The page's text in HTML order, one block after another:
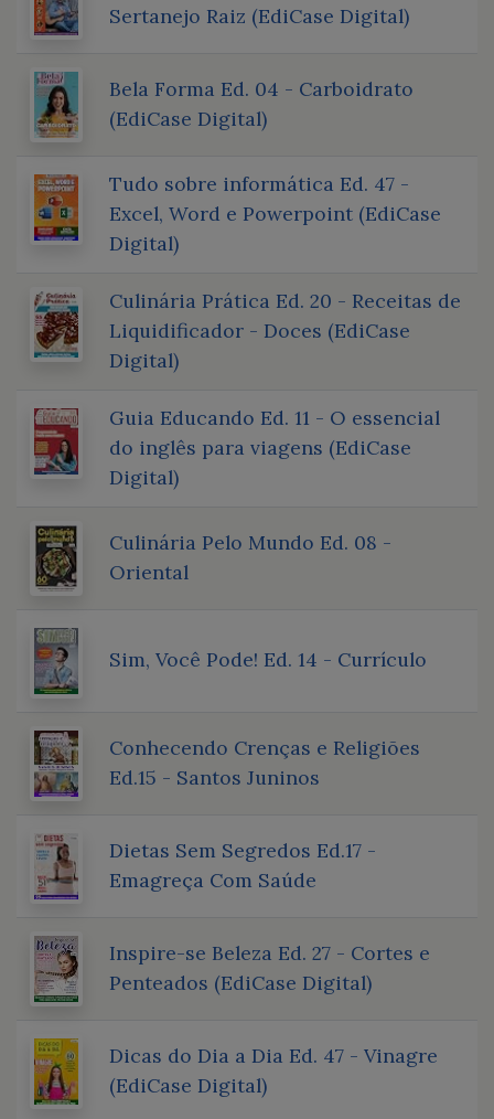
Sertanejo Raiz (EdiCase Digital)
Bela Forma Ed. 04 - Carboidrato
(EdiCase Digital)
Tudo sobre informática Ed. 47 -
Excel, Word e Powerpoint (EdiCase
Digital)
Culinária Prática Ed. 20 - Receitas de
Liquidificador - Doces (EdiCase
Digital)
Guia Educando Ed. 11 - O essencial
do inglês para viagens (EdiCase
Digital)
Culinária Pelo Mundo Ed. 08 -
Oriental
Sim, Você Pode! Ed. 14 - Currículo
Conhecendo Crenças e Religiões
Ed.15 - Santos Juninos
Dietas Sem Segredos Ed.17 -
Emagreça Com Saúde
Inspire-se Beleza Ed. 27 - Cortes e
Penteados (EdiCase Digital)
Dicas do Dia a Dia Ed. 47 - Vinagre
(EdiCase Digital)